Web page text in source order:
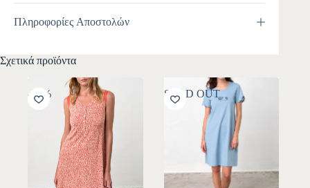
Πληροφορίες Αποστολών
Σχετικά προϊόντα
-30% SOLD OUT